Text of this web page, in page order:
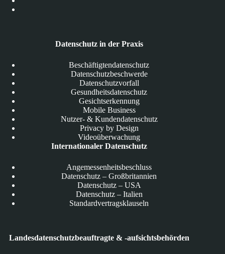
Datenschutz in der Praxis
Beschäftigtendatenschutz
Datenschutzbeschwerde
Datenschutzvorfall
Gesundheitsdatenschutz
Gesichtserkennung
Mobile Business
Nutzer- & Kundendatenschutz
Privacy by Design
Videoüberwachung
Internationaler Datenschutz
Angemessenheitsbeschluss
Datenschutz – Großbritannien
Datenschutz – USA
Datenschutz – Italien
Standardvertragsklauseln
Landesdatenschutzbeauftragte & -aufsichtsbehörden